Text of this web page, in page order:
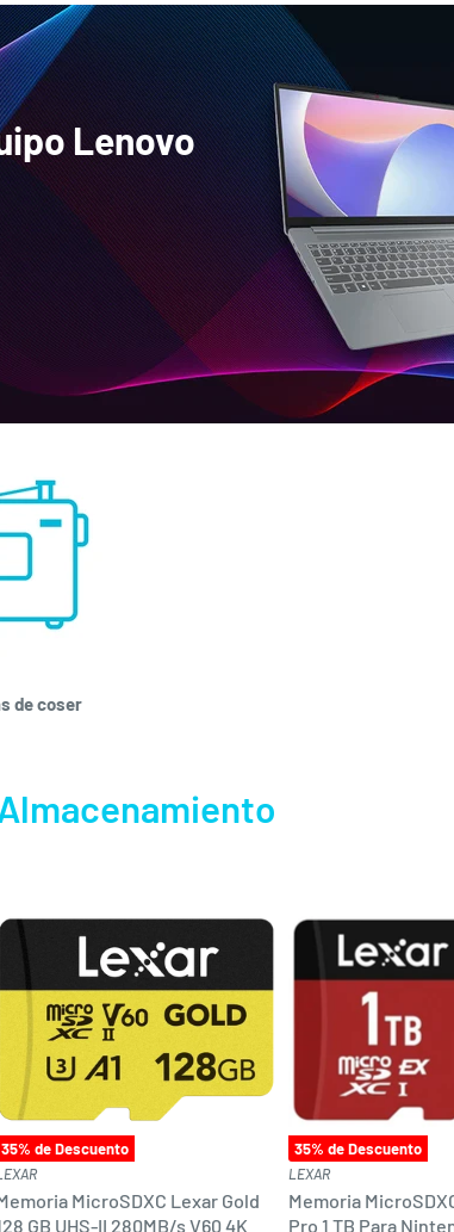
Lenovo
de coser
35% de Descuento
MicroSDXC Lexar Gold
GB UHS-II 280MB/s V60 4K
35% de Descuento
LEXAR
Memoria
Pro 1 TB Para